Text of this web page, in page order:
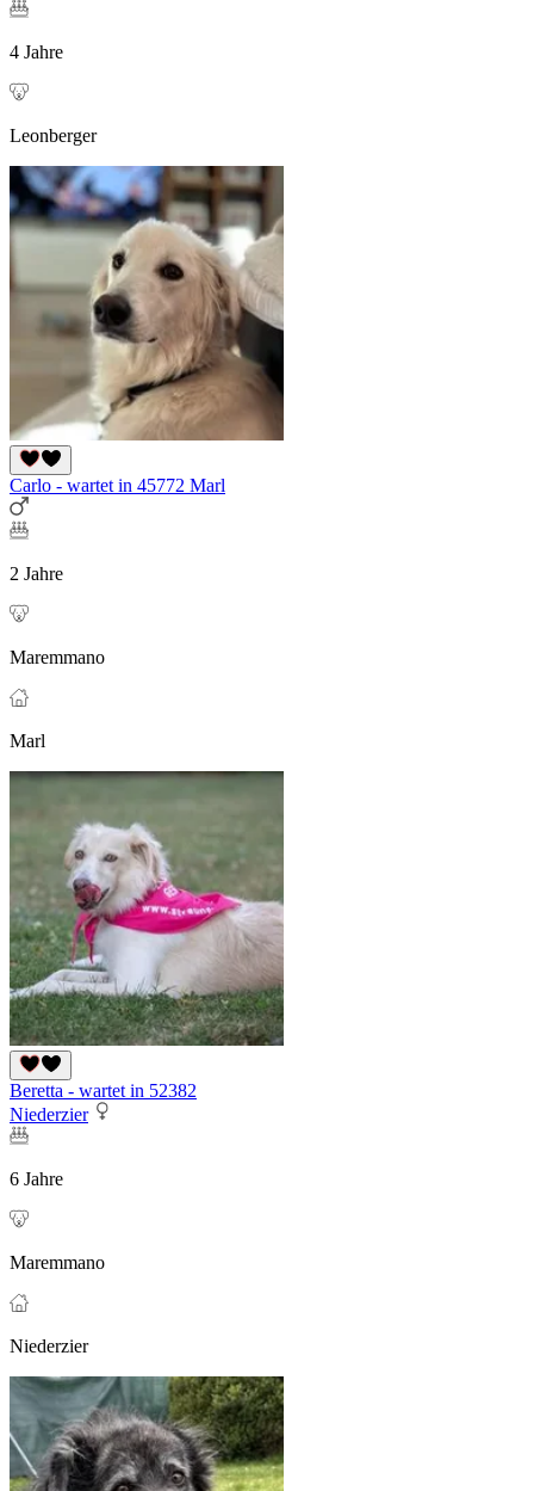
4 Jahre
Leonberger
Carlo - wartet in 45772 Marl
2 Jahre
Maremmano
Marl
Beretta - wartet in 52382
Niederzier
6 Jahre
Maremmano
Niederzier